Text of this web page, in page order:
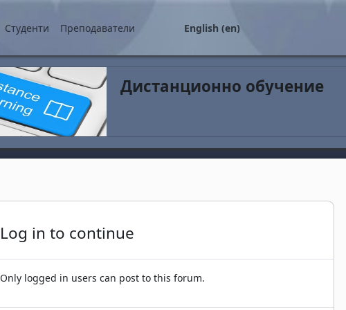
Студенти Преподаватели English ‎(en)‎
Дистанционно обучение
Log in to continue
Only logged in users can post to this forum.